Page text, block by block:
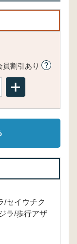
員割引あり
/セイウチク
ラ/歩行アザ